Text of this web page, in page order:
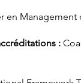
en Management
: